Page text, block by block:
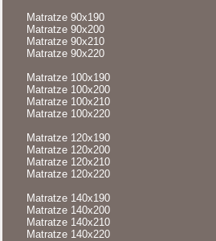
Matratze 90x190
Matratze 90x200
Matratze 90x210
Matratze 90x220
Matratze 100x190
Matratze 100x200
Matratze 100x210
Matratze 100x220
Matratze 120x190
Matratze 120x200
Matratze 120x210
Matratze 120x220
Matratze 140x190
Matratze 140x200
Matratze 140x210
Matratze 140x220